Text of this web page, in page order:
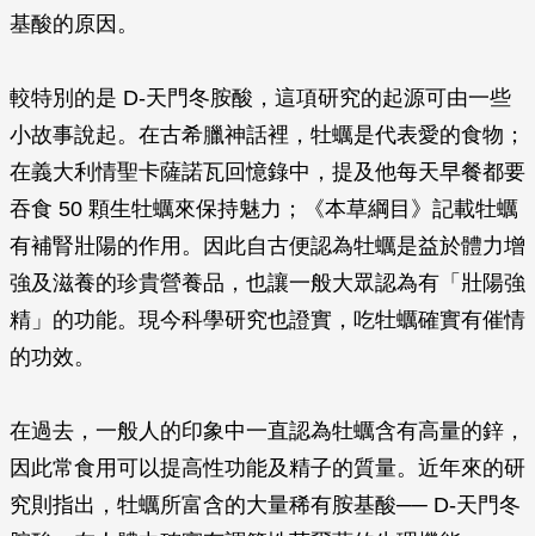
基酸的原因。
較特別的是 D-天門冬胺酸，這項研究的起源可由一些
小故事說起。在古希臘神話裡，牡蠣是代表愛的食物；
在義大利情聖卡薩諾瓦回憶錄中，提及他每天早餐都要
吞食 50 顆生牡蠣來保持魅力；《本草綱目》記載牡蠣
有補腎壯陽的作用。因此自古便認為牡蠣是益於體力增
強及滋養的珍貴營養品，也讓一般大眾認為有「壯陽強
精」的功能。現今科學研究也證實，吃牡蠣確實有催情
的功效。
在過去，一般人的印象中一直認為牡蠣含有高量的鋅，
因此常食用可以提高性功能及精子的質量。近年來的研
究則指出，牡蠣所富含的大量稀有胺基酸── D-天門冬